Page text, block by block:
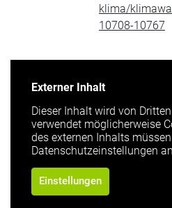
klima/
10708-10767
Externer Inhalt
Dieser Inhalt wird von
verwendet möglicherweise
des externen Inhalts
Datenschutzeinstellungen
Einstellungen